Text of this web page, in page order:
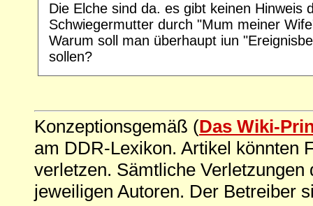
Die Elche sind da. es gibt keinen Hinweis
Schwiegermutter durch "Mum meiner
Warum soll man überhaupt iun
sollen?
Konzeptionsgemäß (Das Wiki-
am DDR-Lexikon. Artikel könnten
verletzen. Sämtliche
jeweiligen Autoren. Der Betreiber